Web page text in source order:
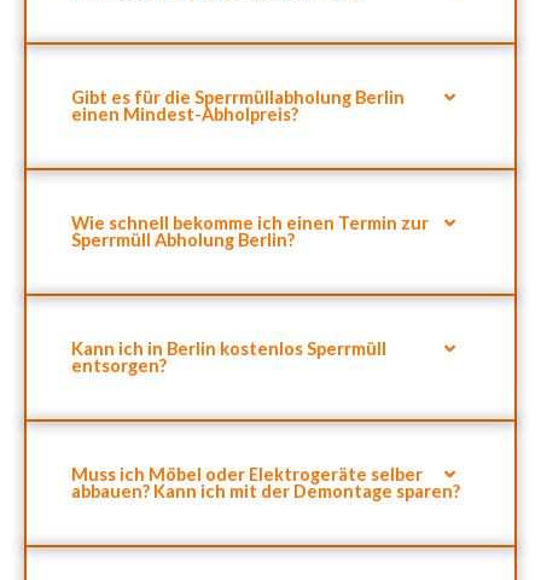
Gibt es für die Sperrmüllabholung Berlin
einen Mindest-Abholpreis?
Wie schnell bekomme ich einen Termin zur
Sperrmüll Abholung Berlin?
Kann ich in Berlin kostenlos Sperrmüll
entsorgen?
Muss ich Möbel oder Elektrogeräte selber
abbauen? Kann ich mit der Demontage sparen?